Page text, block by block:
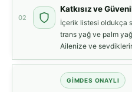
02
Katkısız ve
İçerik listesi oldukça
trans yağ ve palm
Ailenize ve
GİMDES ONAYLI